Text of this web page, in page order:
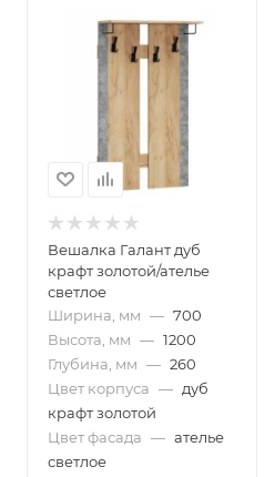
Вешалка Галант дуб
крафт золотой/ателье
светлое
Ширина, мм — 700
Высота, мм — 1200
Глубина, мм — 260
Цвет корпуса — дуб
крафт золотой
Цвет фасада — ателье
светлое